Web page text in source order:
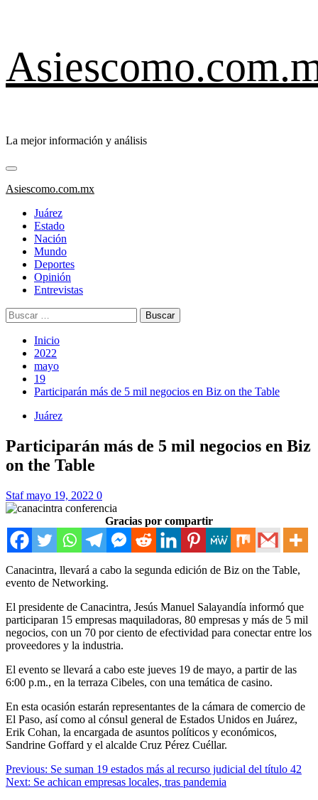
contenido
La mejor información y análisis
Menú
primario
Asiescomo.com.mx
Juárez
Estado
Nación
Mundo
Deportes
Opinión
Entrevistas
Buscar:
Inicio
2022
mayo
19
Participarán más de 5 mil negocios en Biz on the Table
Juárez
Participarán más de 5 mil negocios en Biz
on the Table
Stafmayo 19, 2022 0
Gracias por compartir
Canacintra, llevará a cabo la segunda edición de Biz on the Table,
evento de Networking.
El presidente de Canacintra, Jesús Manuel Salayandía informó que
participaran 15 empresas maquiladoras, 80 empresas y más de 5 mil
negocios, con un 70 por ciento de efectividad para conectar entre los
proveedores y la industria.
El evento se llevará a cabo este jueves 19 de mayo, a partir de las
6:00 p.m., en la terraza Cibeles, con una temática de casino.
En esta ocasión estarán representantes de la cámara de comercio de
El Paso, así como al cónsul general de Estados Unidos en Juárez,
Erik Cohan, la encargada de asuntos políticos y económicos,
Sandrine Goffard y el alcalde Cruz Pérez Cuéllar.
Navegación
de
Previous: Se suman 19 estados más al recurso judicial del título 42
Next: Se achican empresas locales, tras pandemia